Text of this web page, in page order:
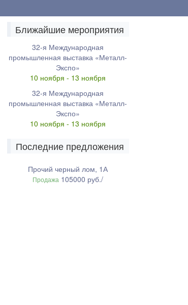
Ближайшие мероприятия
32-я Международная
промышленная выставка «Металл-
Экспо»
10 ноября - 13 ноября
32-я Международная
промышленная выставка «Металл-
Экспо»
10 ноября - 13 ноября
Последние предложения
Прочий черный лом, 1А
Продажа 105000 руб./